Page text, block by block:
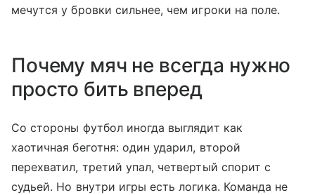
мечутся у бровки сильнее, чем игроки на поле.
Почему мяч не всегда нужно
просто бить вперед
Со стороны футбол иногда выглядит как
хаотичная беготня: один ударил, второй
перехватил, третий упал, четвертый спорит с
судьей. Но внутри игры есть логика. Команда не